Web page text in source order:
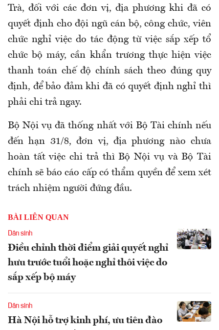
Trà, đối với các đơn vị, địa phương khi đã có
quyết định cho đội ngũ cán bộ, công chức, viên
chức nghỉ việc do tác động từ việc sắp xếp tổ
chức bộ máy, cần khẩn trương thực hiện việc
thanh toán chế độ chính sách theo đúng quy
định, để bảo đảm khi đã có quyết định nghỉ thì
phải chi trả ngay.
Bộ Nội vụ đã thống nhất với Bộ Tài chính nếu
đến hạn 31/8, đơn vị, địa phương nào chưa
hoàn tất việc chi trả thì Bộ Nội vụ và Bộ Tài
chính sẽ báo cáo cấp có thẩm quyền để xem xét
trách nhiệm người đứng đầu.
BÀI LIÊN QUAN
Dân sinh
Điều chỉnh thời điểm giải quyết nghỉ
hưu trước tuổi hoặc nghỉ thôi việc do
sắp xếp bộ máy
Dân sinh
Hà Nội hỗ trợ kinh phí, ưu tiên đào